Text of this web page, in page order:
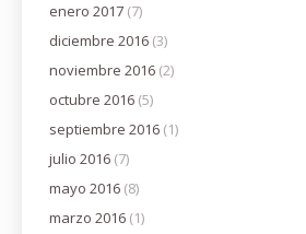
enero 2017 (7)
diciembre 2016 (3)
noviembre 2016 (2)
octubre 2016 (5)
septiembre 2016 (1)
julio 2016 (7)
mayo 2016 (8)
marzo 2016 (1)